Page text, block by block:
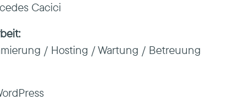
Cacici
/ Hosting / Wartung / Betreuung